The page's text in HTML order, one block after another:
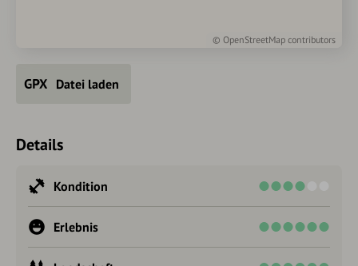
© OpenStreetMap contributors
Datei laden
Details
Kondition
Erlebnis